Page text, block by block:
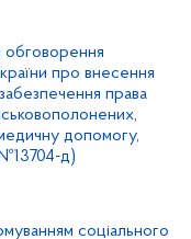
обговорення
про внесення
права
допомогу,
№13704-д)
соціального